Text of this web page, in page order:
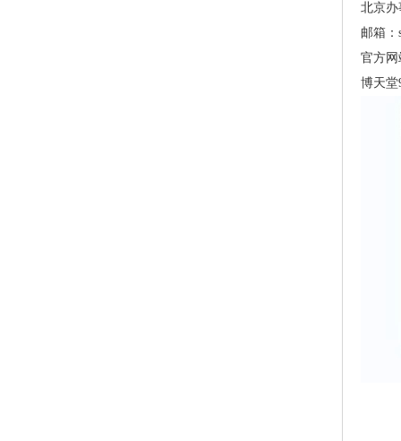
北京办
邮箱：
官方网
博天堂